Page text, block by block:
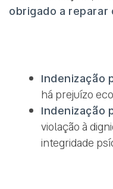
obrigado a reparar
Indenização
há prejuízo
Indenização
violação à
integridade